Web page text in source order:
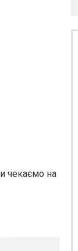
чекаємо на